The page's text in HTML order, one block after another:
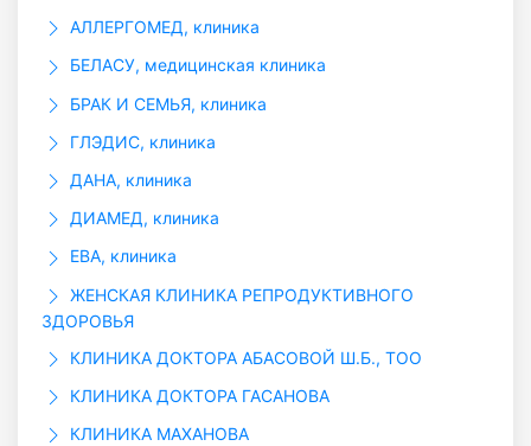
АЛЛЕРГОМЕД, клиника
БЕЛАСУ, медицинская клиника
БРАК И СЕМЬЯ, клиника
ГЛЭДИС, клиника
ДАНА, клиника
ДИАМЕД, клиника
ЕВА, клиника
ЖЕНСКАЯ КЛИНИКА РЕПРОДУКТИВНОГО
ЗДОРОВЬЯ
КЛИНИКА ДОКТОРА АБАСОВОЙ Ш.Б., ТОО
КЛИНИКА ДОКТОРА ГАСАНОВА
КЛИНИКА МАХАНОВА